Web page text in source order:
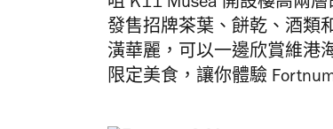
咀 K11 Musea 開設樓高兩
發售招牌茶葉、餅乾、酒類
潢華麗，可以一邊欣賞維港
限定美食，讓你體驗